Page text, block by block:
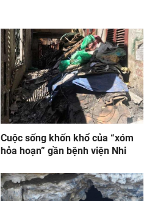
Cuộc sống khốn khổ của “xóm
hỏa hoạn” gần bệnh viện Nhi